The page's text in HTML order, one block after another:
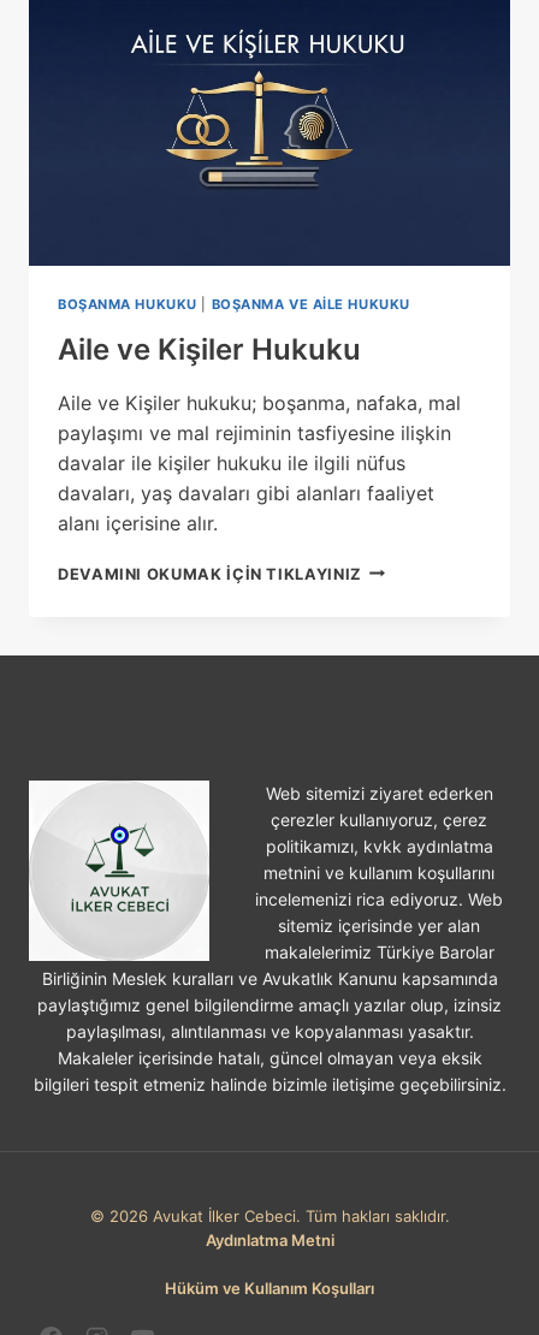
BOŞANMA HUKUKU BOŞANMA VE AILE HUKUKU
Aile ve Kişiler Hukuku
Aile ve Kişiler hukuku; boşanma, nafaka, mal
paylaşımı ve mal rejiminin tasfiyesine ilişkin
davalar ile kişiler hukuku ile ilgili nüfus
davaları, yaş davaları gibi alanları faaliyet
alanı içerisine alır.
DEVAMINI OKUMAK IÇIN TIKLAYINIZ AILE
Web sitemizi ziyaret ederken
çerezler kullanıyoruz, çerez
politikamızı, kvkk aydınlatma
metnini ve kullanım koşullarını
incelemenizi rica ediyoruz. Web
sitemiz içerisinde yer alan
makalelerimiz Türkiye Barolar
Birliğinin Meslek kuralları ve Avukatlık Kanunu kapsamında
paylaştığımız genel bilgilendirme amaçlı yazılar olup, izinsiz
paylaşılması, alıntılanması ve kopyalanması yasaktır.
Makaleler içerisinde hatalı, güncel olmayan veya eksik
bilgileri tespit etmeniz halinde bizimle iletişime geçebilirsiniz.
© 2026 Avukat İlker Cebeci. Tüm hakları saklıdır.
Aydınlatma Metni
Hüküm ve Kullanım Koşulları